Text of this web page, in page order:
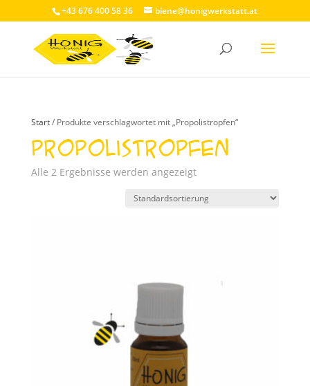
+43 676 400 58 36 biene@honigwerkstatt.at
Start/ Produkte verschlagwortet mit „Propolistropfen“
Propolistropfen
Alle 2 Ergebnisse werden angezeigt